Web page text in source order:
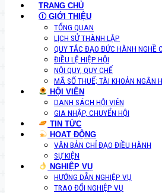
TRANG CHỦ
Ⓘ GIỚI THIỆU
TỔNG QUAN
LỊCH SỬ THÀNH LẬP
QUY TẮC ĐẠO ĐỨC HÀNH NGHỀ
ĐIỀU LỆ HIỆP HỘI
NỘI QUY, QUY CHẾ
MÃ SỐ THUẾ; TÀI KHOẢN NGÂN
HỘI VIÊN
DANH SÁCH HỘI VIÊN
GIA NHẬP, CHUYỂN HỘI
TIN TỨC
HOẠT ĐỘNG
VĂN BẢN CHỈ ĐẠO ĐIỀU HÀNH
SỰ KIỆN
NGHIỆP VỤ
HƯỚNG DẪN NGHIỆP VỤ
TRAO ĐỔI NGHIỆP VỤ